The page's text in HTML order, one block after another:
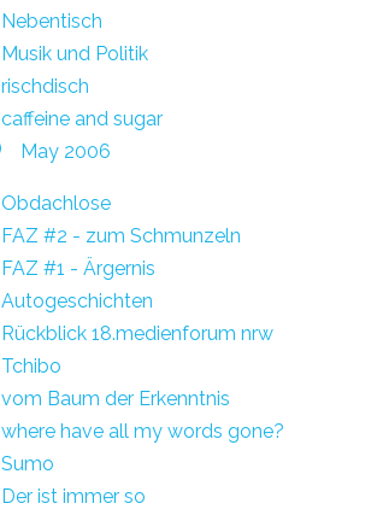
Nebentisch
Musik und Politik
rischdisch
caffeine and sugar
May 2006
Obdachlose
FAZ #2 - zum Schmunzeln
FAZ #1 - Ärgernis
Autogeschichten
Rückblick 18.medienforum nrw
Tchibo
vom Baum der Erkenntnis
where have all my words gone?
Sumo
Der ist immer so